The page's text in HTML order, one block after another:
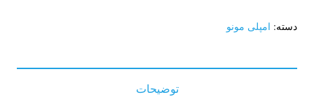
دسته: امپلی مونو
توضیحات